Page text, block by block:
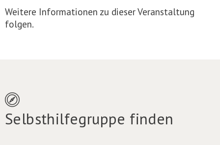
Weitere Informationen zu dieser Veranstaltung
folgen.
Selbsthilfegruppe finden